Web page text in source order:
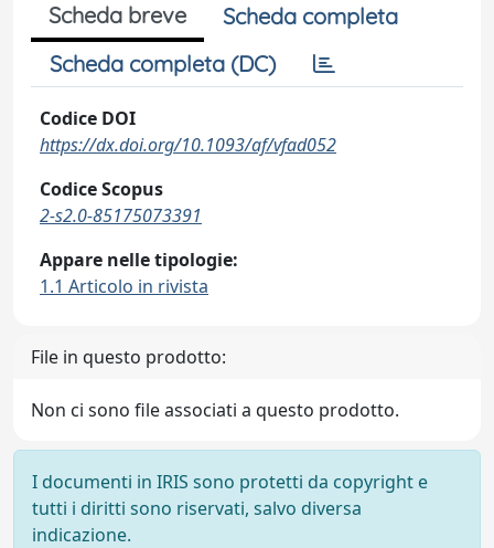
Scheda breve
Scheda completa
Scheda completa (DC)
Codice DOI
https://dx.doi.org/10.1093/af/vfad052
Codice Scopus
2-s2.0-85175073391
Appare nelle tipologie:
1.1 Articolo in rivista
File in questo prodotto:
Non ci sono file associati a questo prodotto.
I documenti in IRIS sono protetti da copyright e
tutti i diritti sono riservati, salvo diversa
indicazione.